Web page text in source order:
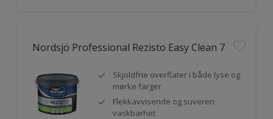
Nordsjö Professional Rezisto Easy Clean 7
Skjoldfrie overflater i både lyse og
mørke farger
Flekkavvisende og suveren
vaskbarhet